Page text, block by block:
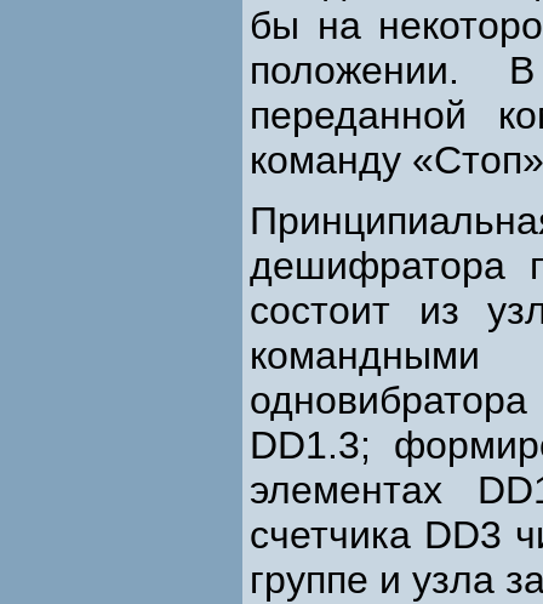
бы на
положении.
переданной
команду
дешифратора
состоит из
DD1.3;
элементах
счетчика DD3
группе и узла